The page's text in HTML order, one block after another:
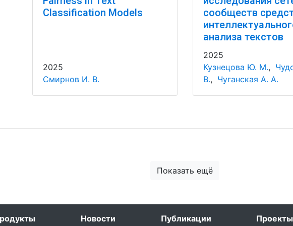
Classification Models
2025
Смирнов И. В.
сообществ
анализа текстов
2025
Кузнецова Ю. М.,
В., Чуганская А. А.
Показать ещё
Новости Публикации Проекты